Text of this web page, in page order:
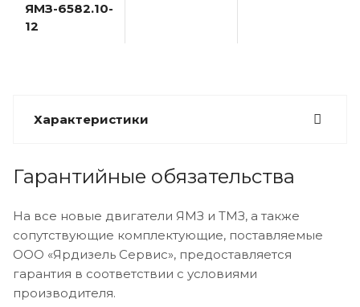
ЯМЗ-6582.10-
12
Характеристики
Гарантийные обязательства
На все новые двигатели ЯМЗ и ТМЗ, а также
сопутствующие комплектующие, поставляемые
ООО «Ярдизель Сервис», предоставляется
гарантия в соответствии с условиями
производителя.